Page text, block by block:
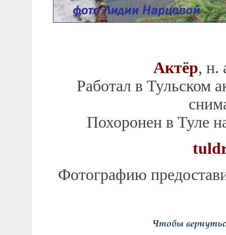
Актёр, н.
Работал в Тульском
Похоронен в Туле
Фотографию